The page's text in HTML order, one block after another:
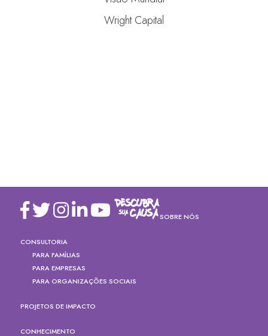
Wright Capital
SOBRE NÓS
CONSULTORIA
PARA FAMÍLIAS
PARA EMPRESAS
PARA ORGANIZAÇÕES SOCIAIS
PROJETOS DE IMPACTO
CONHECIMENTO